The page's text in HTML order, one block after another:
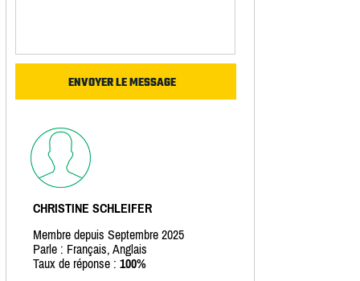
CHRISTINE SCHLEIFER
Membre depuis Septembre 2025
Parle : Français, Anglais
Taux de réponse : 100%